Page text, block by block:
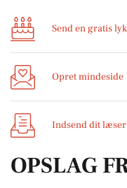
Send en gratis
Opret mindeside
Indsend dit
OPSLAG